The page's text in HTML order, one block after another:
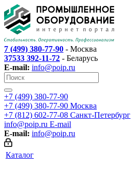
7 (499) 380-77-90 - Москва
37533 392-11-72 - Беларусь
E-mail: info@poip.ru
+7 (499) 380-77-90
+7 (499) 380-77-90 Москва
+7 (812) 602-77-08 Санкт-Петербург
info@poip.ru E-mail
E-mail: info@poip.ru
Каталог